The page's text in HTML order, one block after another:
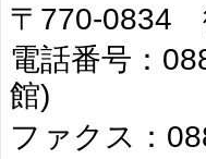
〒770-0834
電話番号：
館)
ファクス：